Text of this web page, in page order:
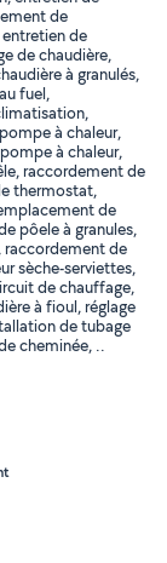
de
de
de chaudière,
à granulés,
fuel,
à chaleur,
à chaleur,
raccordement de
thermostat,
de
pôele à granules,
raccordement de
sèche-serviettes,
de chauffage,
à fioul, réglage
de tubage
cheminée, ..